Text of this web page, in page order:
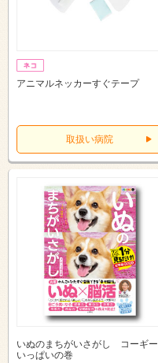
アニマルネッカーすぐテープ
取扱い病院
いぬのまちがいさがし コーギー
いっぱいの巻